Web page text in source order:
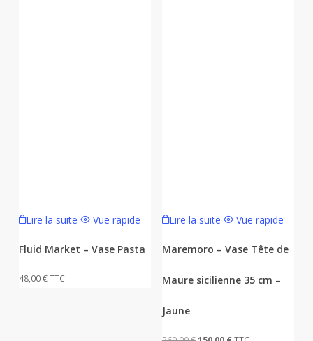
Lire la suite Vue rapide
Fluid Market – Vase Pasta
48,00€TTC
Lire la suite Vue rapide
Maremoro – Vase Tête de
Maure sicilienne 35 cm –
Jaune